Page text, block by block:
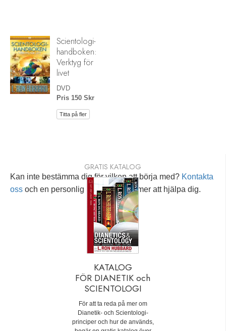
Scientologi-
handboken:
Verktyg för
livet
DVD
Pris 150 Skr
Titta på fler
Kan inte bestämma dig för vilken att börja med? Kontakta
oss och en personlig rådgivare kommer att hjälpa dig.
GRATIS KATALOG
KATALOG
FÖR DIANETIK och
SCIENTOLOGI
För att ta reda på mer om
Dianetik- och Scientologi-
principer och hur de används,